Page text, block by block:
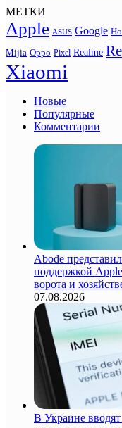
МЕТКИ
Apple ASUS Google
Mijia Oppo Pixel Realme
Xiaomi
Новые
Популярные
Комментарии
Abode
поддержкой
ворота и
07.08.2026
В Украине